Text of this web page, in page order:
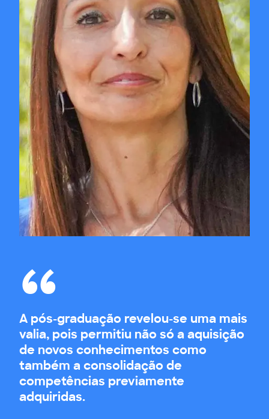
A pós-graduação revelou-se uma mais
valia, pois permitiu não só a aquisição
de novos conhecimentos como
também a consolidação de
competências previamente
adquiridas.
Termino o curso com uma visão muito
mais ampla daquilo que é a função de
controlo e finanças corporativas.
Como controller financeiro de uma empresa
de engenharia, já consigo implementar novas
Foi-me possível incrementar o meu
entendimento da gestão estratégica das
A diversidade das unidades
curriculares reflete a diversidade da
própria área financeira.
Essa diversidade dá-nos as ferramentas
necessárias para a análise de situações